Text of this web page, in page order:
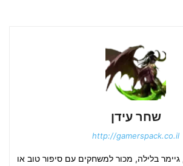
שחר עידן
http://gamerspack.co.il
גיימר בלילה, מכור למשחקים עם סיפור טוב או